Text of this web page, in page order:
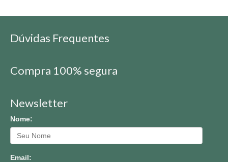
Dúvidas Frequentes
Compra 100% segura
Newsletter
Nome:
Email: